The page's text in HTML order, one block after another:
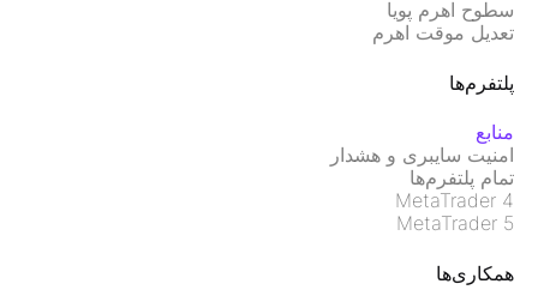
سطوح اهرم پویا
تعدیل موقت اهرم
پلتفرم‌ها
منابع
امنیت سایبری و هشدار
تمام پلتفرم‌ها
MetaTrader 4
MetaTrader 5
همکاری‌ها